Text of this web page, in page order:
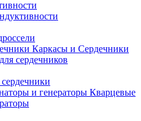
Каркасы и Сердечники
сердечников
Кварцевые